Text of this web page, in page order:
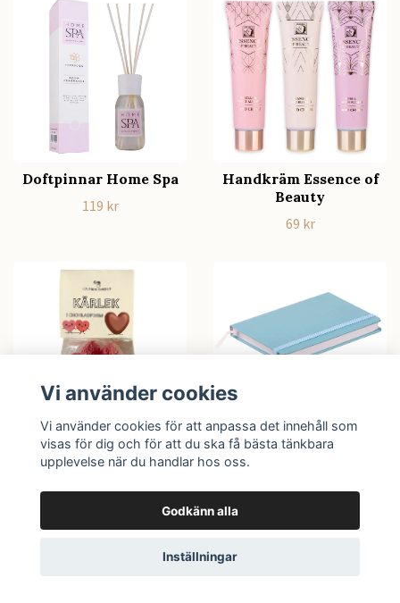
Doftpinnar Home Spa
119 kr
Handkräm Essence of
Beauty
69 kr
Mjölkchokladhjärtan -
Kärlek i chokladform
80gr
neutrala färger
49 kr
Vi använder cookies
Vi använder cookies för att anpassa det innehåll som
visas för dig och för att du ska få bästa tänkbara
upplevelse när du handlar hos oss.
Godkänn alla
Inställningar